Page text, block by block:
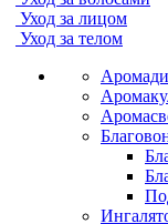
Уход за лицом
Уход за телом